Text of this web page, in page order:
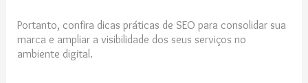
Portanto, confira dicas práticas de SEO para consolidar sua
marca e ampliar a visibilidade dos seus serviços no
ambiente digital.